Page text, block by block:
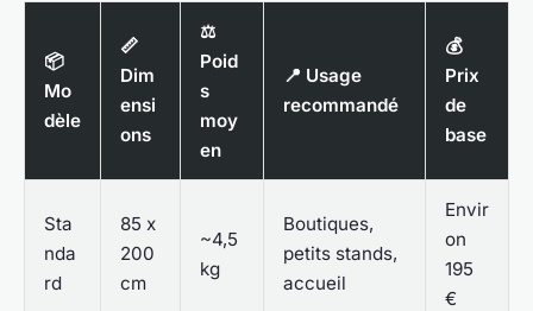
📦
Mo
dèle
📏
Dim
ensi
ons
⚖️
Poid
s
moy
en
📍 Usage
recommandé
💰
Prix
de
base
Sta
nda
rd
85 x
200
cm
~4,5
kg
Boutiques,
petits stands,
accueil
Envir
on
195
€